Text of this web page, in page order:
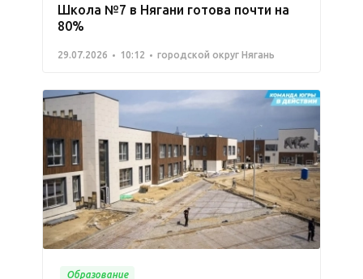
Школа №7 в Нягани готова почти на
80%
29.07.2026 10:12 городской округ Нягань
Образование